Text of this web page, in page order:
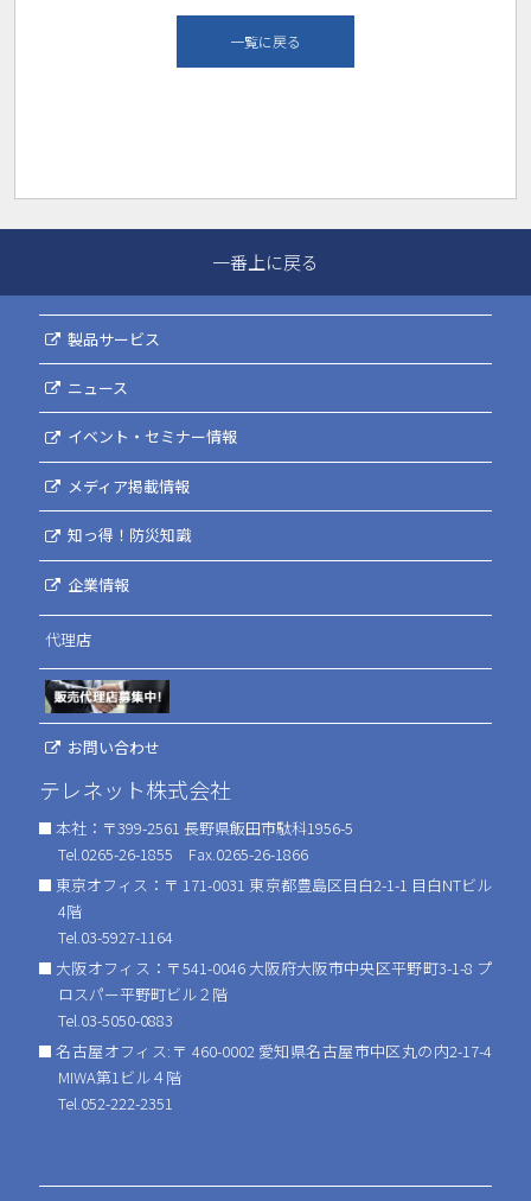
一覧に戻る
一番上に戻る
製品サービス
ニュース
イベント・セミナー情報
メディア掲載情報
知っ得！防災知識
企業情報
代理店
お問い合わせ
テレネット株式会社
本社：〒399-2561 長野県飯田市駄科1956-5
Tel.0265-26-1855 Fax.0265-26-1866
東京オフィス：〒 171-0031 東京都豊島区目白2-1-1 目白NTビル
4階
Tel.03-5927-1164
大阪オフィス：〒541-0046 大阪府大阪市中央区平野町3-1-8 プ
ロスパー平野町ビル２階
Tel.03-5050-0883
名古屋オフィス:〒 460-0002 愛知県名古屋市中区丸の内2-17-4
MIWA第1ビル４階
Tel.052-222-2351